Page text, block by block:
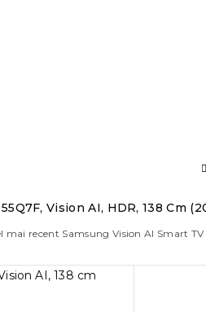
Vision AI, HDR, 138 Cm
mai recent Samsung Vision AI Smart